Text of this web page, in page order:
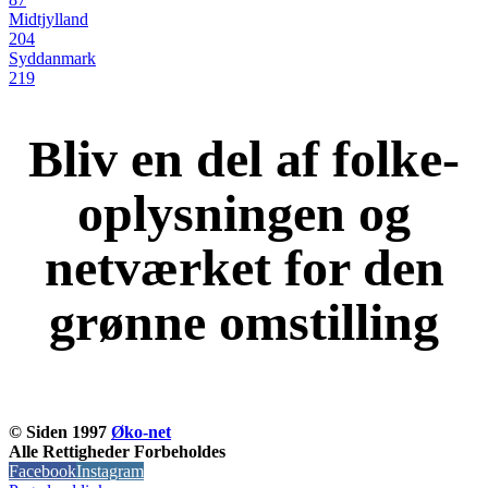
Midtjylland
204
Syddanmark
219
Bliv en del af folke-
oplysningen og
netværket for den
grønne omstilling
© Siden 1997 Øko-net
Alle Rettigheder Forbeholdes
FacebookInstagram